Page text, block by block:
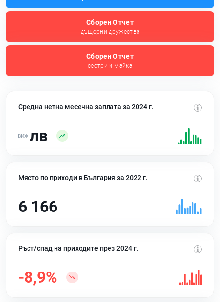
Сборен Отчет
дъщерни дружества
Сборен Отчет
сестри и майка
Средна нетна месечна заплата за 2024 г.
лв
Място по приходи в България за 2022 г.
6 166
Ръст/спад на приходите през 2024 г.
-8,9%